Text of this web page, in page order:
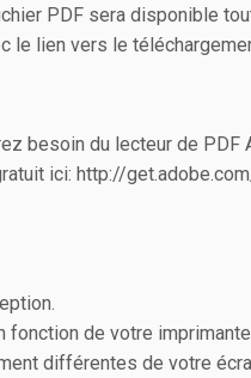
PDF sera disponible
le lien vers le
besoin du lecteur de
ici: http://
de votre
différentes de votre